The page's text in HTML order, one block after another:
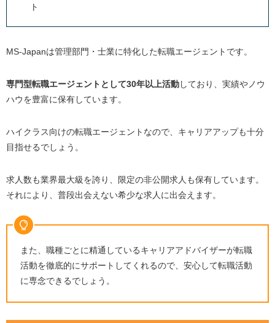
ト
MS-Japanは管理部門・士業に特化した転職エージェントです。
専門型転職エージェントとして30年以上活動しており、実績やノウ
ハウを豊富に保有しています。
ハイクラス向けの転職エージェントなので、キャリアアップも十分
目指せるでしょう。
求人数も業界最大級を誇り、限定の非公開求人も保有しています。
それにより、普段出会えない希少な求人に出会えます。
また、職種ごとに精通しているキャリアアドバイザーが転職
活動を徹底的にサポートしてくれるので、安心して転職活動
に専念できるでしょう。